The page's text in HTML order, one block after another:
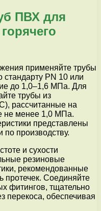
ПВХ для
применяйте трубы
стандарту PN 10 или
до 1,0–1,6 МПа. Для
трубы из
рассчитанные на
не менее 1,0 МПа.
представлены
производству.
и сухости
резиновые
рекомендованные
протечек. Соединяйте
фитингов, тщательно
перекоса, обеспечивая